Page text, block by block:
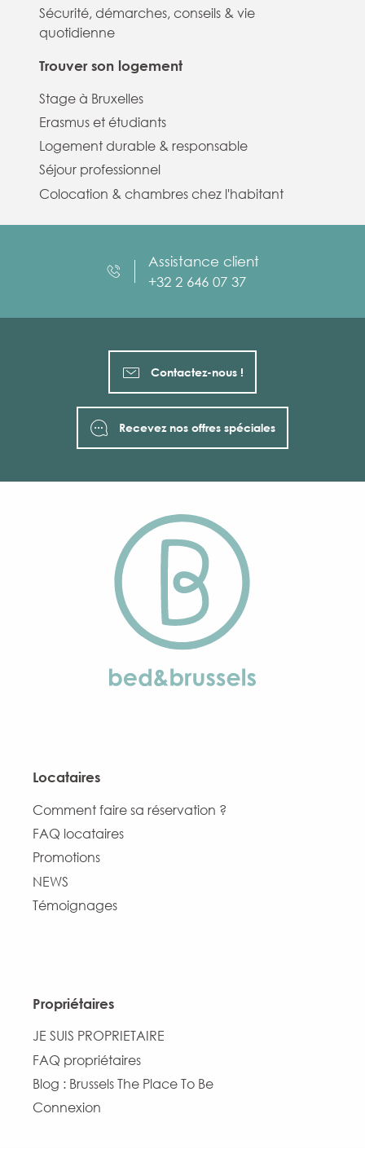
Sécurité, démarches, conseils & vie
quotidienne
Trouver son logement
Stage à Bruxelles
Erasmus et étudiants
Logement durable & responsable
Séjour professionnel
Colocation & chambres chez l'habitant
Assistance client
+32 2 646 07 37
Contactez-nous !
Recevez nos offres spéciales
Locataires
Comment faire sa réservation ?
FAQ locataires
Promotions
NEWS
Témoignages
Propriétaires
JE SUIS PROPRIETAIRE
FAQ propriétaires
Blog : Brussels The Place To Be
Connexion